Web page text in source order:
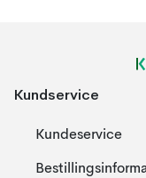
Kundservice
Kundeservice